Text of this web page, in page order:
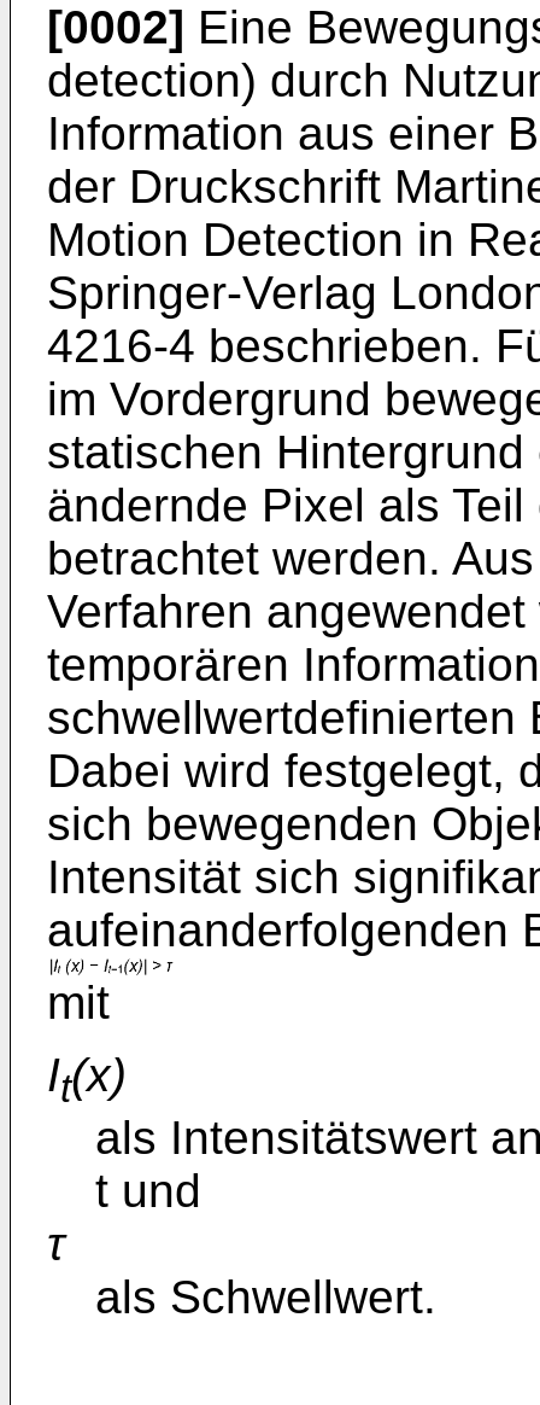
[0002] Eine
detection) durch
Information aus einer
der Druckschrift
Motion Detection in
Springer-Verlag
4216-4 beschrieben.
im Vordergrund
statischen
ändernde Pixel als
betrachtet werden.
Verfahren
temporären
schwellwertdefinierten
Dabei wird festgelegt,
sich bewegenden
Intensität sich
aufeinanderfolgenden
mit
It(x)
als Intensitätswert
t und
τ
als Schwellwert.